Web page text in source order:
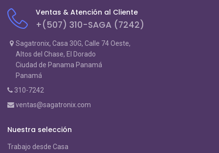
Ventas & Atención al Cliente
+(507) 310-SAGA (7242)
Sagatronix, Casa 30G, Calle 74 Oeste,
Altos del Chase, El Dorado
Ciudad de Panama Panamá
Panamá
310-7242
ventas@sagatronix.com
Nuestra selección
Trabajo desde Casa